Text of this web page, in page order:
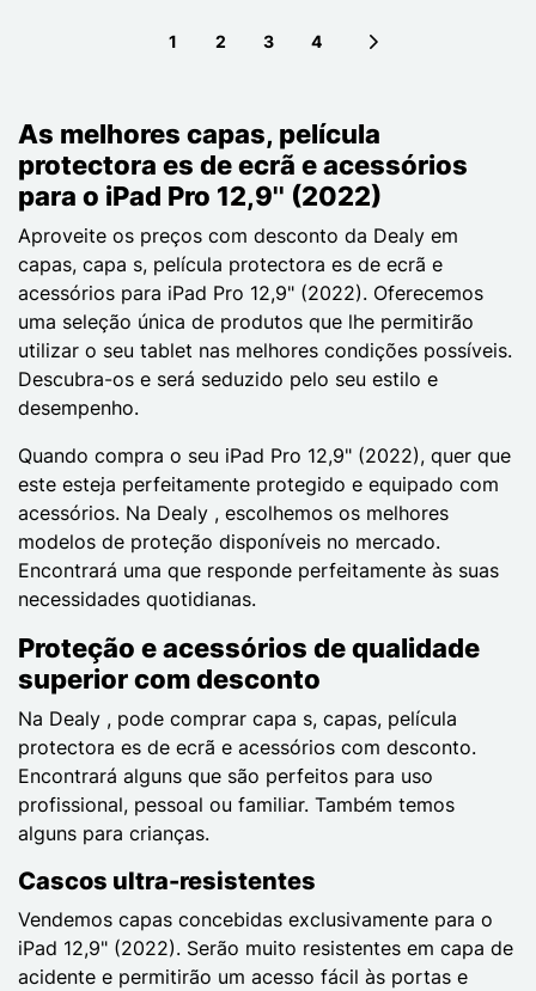
1 2 3 4
As melhores capas, película
protectora es de ecrã e acessórios
para o iPad Pro 12,9'' (2022)
Aproveite os preços com desconto da Dealy em
capas, capa s, película protectora es de ecrã e
acessórios para iPad Pro 12,9" (2022). Oferecemos
uma seleção única de produtos que lhe permitirão
utilizar o seu tablet nas melhores condições possíveis.
Descubra-os e será seduzido pelo seu estilo e
desempenho.
Quando compra o seu iPad Pro 12,9" (2022), quer que
este esteja perfeitamente protegido e equipado com
acessórios. Na Dealy , escolhemos os melhores
modelos de proteção disponíveis no mercado.
Encontrará uma que responde perfeitamente às suas
necessidades quotidianas.
Proteção e acessórios de qualidade
superior com desconto
Na Dealy , pode comprar capa s, capas, película
protectora es de ecrã e acessórios com desconto.
Encontrará alguns que são perfeitos para uso
profissional, pessoal ou familiar. Também temos
alguns para crianças.
Cascos ultra-resistentes
Vendemos capas concebidas exclusivamente para o
iPad 12,9" (2022). Serão muito resistentes em capa de
acidente e permitirão um acesso fácil às portas e